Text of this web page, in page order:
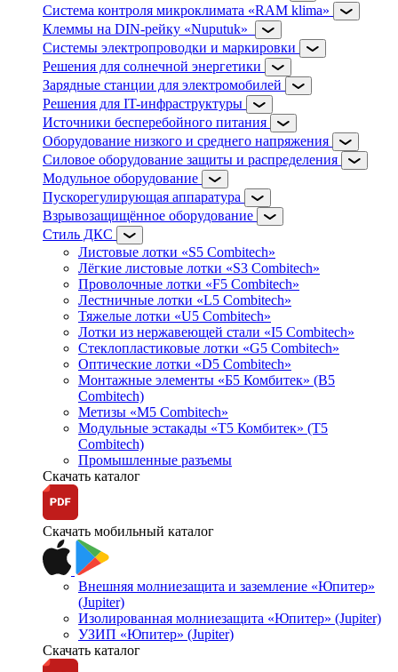
Система контроля микроклимата «RAM klima»
Клеммы на DIN-рейку «Nuputuk»
Системы электропроводки и маркировки
Решения для солнечной энергетики
Зарядные станции для электромобилей
Решения для IT-инфраструктуры
Источники бесперебойного питания
Оборудование низкого и среднего напряжения
Силовое оборудование защиты и распределения
Модульное оборудование
Пускорегулирующая аппаратура
Взрывозащищённое оборудование
Стиль ДКС
Листовые лотки «S5 Combitech»
Лёгкие листовые лотки «S3 Combitech»
Проволочные лотки «F5 Combitech»
Лестничные лотки «L5 Combitech»
Тяжелые лотки «U5 Combitech»
Лотки из нержавеющей стали «I5 Combitech»
Стеклопластиковые лотки «G5 Combitech»
Оптические лотки «D5 Combitech»
Монтажные элементы «Б5 Комбитек» (B5
Combitech)
Метизы «M5 Combitech»
Модульные эстакады «Т5 Комбитек» (T5
Combitech)
Промышленные разъемы
Скачать каталог
Скачать мобильный каталог
Внешняя молниезащита и заземление «Юпитер»
(Jupiter)
Изолированная молниезащита «Юпитер» (Jupiter)
УЗИП «Юпитер» (Jupiter)
Скачать каталог